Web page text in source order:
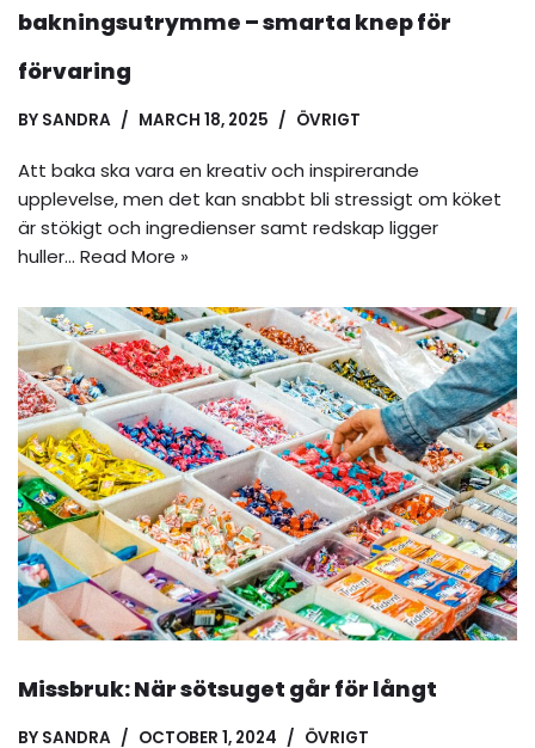
bakningsutrymme – smarta knep för
förvaring
BY SANDRA MARCH 18, 2025 ÖVRIGT
Att baka ska vara en kreativ och inspirerande
upplevelse, men det kan snabbt bli stressigt om köket
är stökigt och ingredienser samt redskap ligger
huller… Read More »
Missbruk: När sötsuget går för långt
BY SANDRA OCTOBER 1, 2024 ÖVRIGT